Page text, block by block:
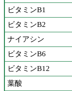
ビタミンB1
ビタミンB2
ナイアシン
ビタミンB6
ビタミンB12
葉酸